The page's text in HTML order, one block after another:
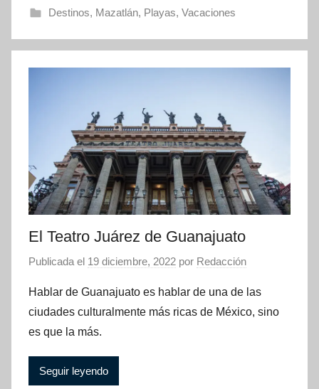
Destinos, Mazatlán, Playas, Vacaciones
El Teatro Juárez de Guanajuato
Publicada el 19 diciembre, 2022 por Redacción
Hablar de Guanajuato es hablar de una de las
ciudades culturalmente más ricas de México, sino
es que la más.
Seguir leyendo